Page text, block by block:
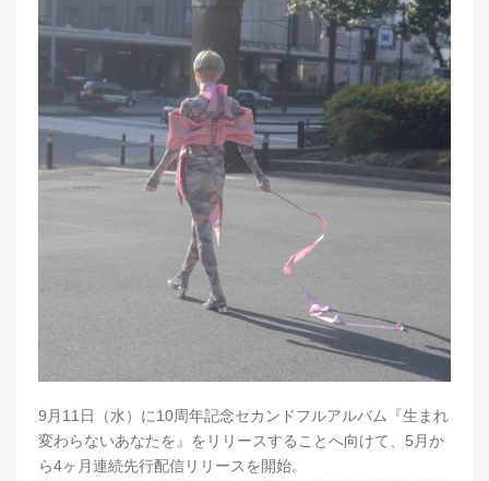
9月11日（水）に10周年記念セカンドフルアルバム『生まれ
変わらないあなたを』をリリースすることへ向けて、5月か
ら4ヶ月連続先行配信リリースを開始。